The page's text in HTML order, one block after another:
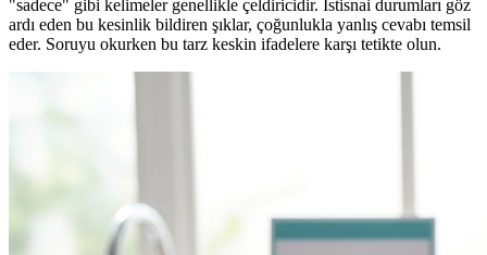
"sadece" gibi kelimeler genellikle çeldiricidir. İstisnai durumları göz
ardı eden bu kesinlik bildiren şıklar, çoğunlukla yanlış cevabı temsil
eder. Soruyu okurken bu tarz keskin ifadelere karşı tetikte olun.